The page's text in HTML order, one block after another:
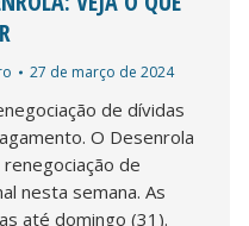
27 de março de 2024
de dívidas
O Desenrola
de
nesta semana. As
até domingo (31).